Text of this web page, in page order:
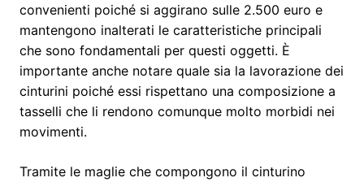
convenienti poiché si aggirano sulle 2.500 euro e
mantengono inalterati le caratteristiche principali
che sono fondamentali per questi oggetti. È
importante anche notare quale sia la lavorazione dei
cinturini poiché essi rispettano una composizione a
tasselli che li rendono comunque molto morbidi nei
movimenti.
Tramite le maglie che compongono il cinturino